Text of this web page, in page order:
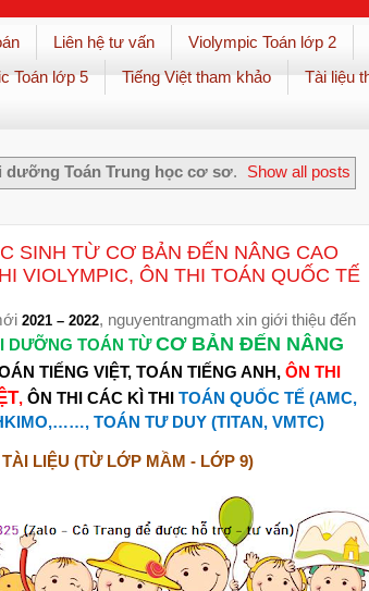
Liên hệ tư vấn Violympic Toán lớp 2
Toán lớp 5 Tiếng Việt tham khảo Tài liệu
dưỡng Toán Trung học cơ sơ. Show all posts
SINH TỪ CƠ BẢN ĐẾN NÂNG CAO
VIOLYMPIC, ÔN THI TOÁN QUỐC TẾ
2021 – 2022, nguyentrangmath xin giới thiệu đến
DƯỠNG TOÁN TỪCƠ BẢN ĐẾN NÂNG
TIẾNG VIỆT, TOÁN TIẾNG ANH, ÔN THI
, ÔN THI CÁC KÌ THI TOÁN QUỐC TẾ (AMC,
TOÁN TƯ DUY (TITAN, VMTC)
LIỆU (TỪ LỚP MẦM - LỚP 9)